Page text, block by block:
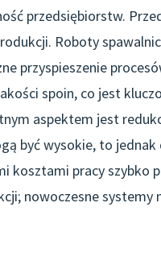
przedsiębiorstw.
Roboty
przyspieszenie
spoin, co jest
aspektem jest
być wysokie, to
kosztami pracy szybko
nowoczesne